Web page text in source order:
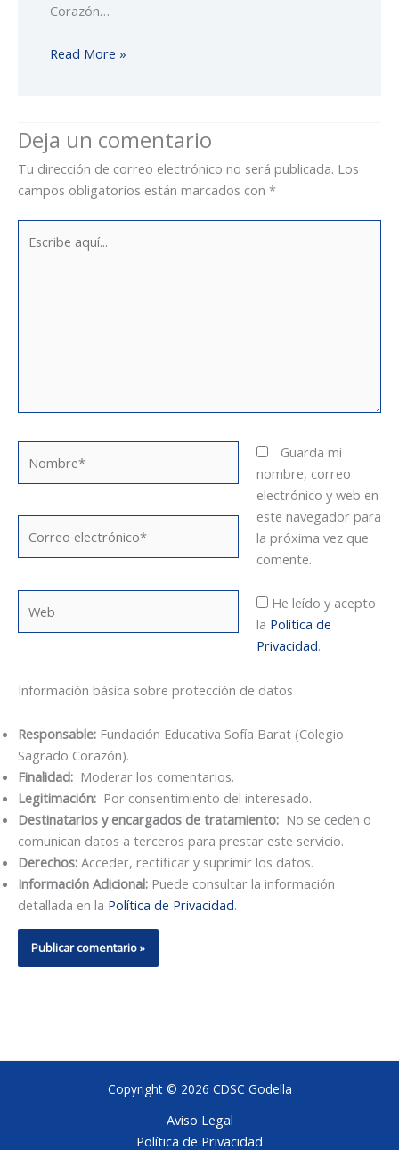
Corazón…
Read More »
Deja un comentario
Tu dirección de correo electrónico no será publicada. Los
campos obligatorios están marcados con *
aquí...
electrónico*
Guarda mi
nombre, correo
electrónico y web en
este navegador para
la próxima vez que
comente.
He leído y acepto
la Política de
Privacidad.
Información básica sobre protección de datos
Responsable: Fundación Educativa Sofía Barat (Colegio
Sagrado Corazón).
Finalidad: Moderar los comentarios.
Legitimación: Por consentimiento del interesado.
Destinatarios y encargados de tratamiento: No se ceden o
comunican datos a terceros para prestar este servicio.
Derechos: Acceder, rectificar y suprimir los datos.
Información Adicional: Puede consultar la información
detallada en la Política de Privacidad.
Copyright © 2026 CDSC Godella
Aviso Legal
Política de Privacidad